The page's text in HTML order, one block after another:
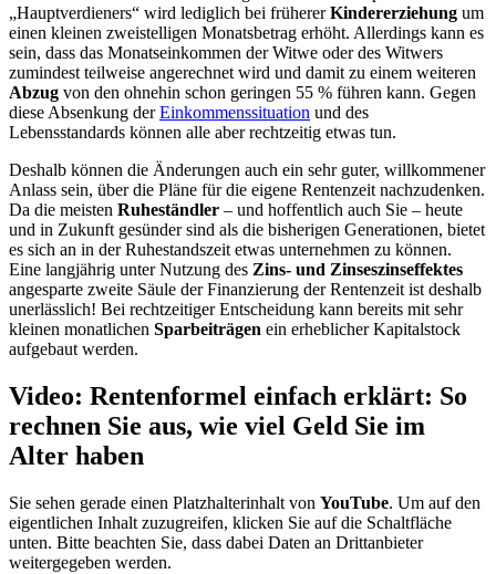
„Hauptverdieners“ wird lediglich bei frühererKindererziehung um
einen kleinen zweistelligen Monatsbetrag erhöht. Allerdings kann es
sein, dass das Monatseinkommen der Witwe oder des Witwers
zumindest teilweise angerechnet wird und damit zu einem weiteren
Abzug von den ohnehin schon geringen 55 % führen kann. Gegen
diese Absenkung derEinkommenssituation und des
Lebensstandards können alle aber rechtzeitig etwas tun.
Deshalb können die Änderungen auch ein sehr guter, willkommener
Anlass sein, über die Pläne für die eigene Rentenzeit nachzudenken.
Da die meisten Ruheständler – und hoffentlich auch Sie – heute
und in Zukunft gesünder sind als die bisherigen Generationen, bietet
es sich an in der Ruhestandszeit etwas unternehmen zu können.
Eine langjährig unter Nutzung des Zins- und Zinseszinseffektes
angesparte zweite Säule der Finanzierung der Rentenzeit ist deshalb
unerlässlich! Bei rechtzeitiger Entscheidung kann bereits mit sehr
kleinen monatlichen Sparbeiträgen ein erheblicher Kapitalstock
aufgebaut werden.
Video: Rentenformel einfach erklärt: So
rechnen Sie aus, wie viel Geld Sie im
Alter haben
Sie sehen gerade einen Platzhalterinhalt von YouTube. Um auf den
eigentlichen Inhalt zuzugreifen, klicken Sie auf die Schaltfläche
unten. Bitte beachten Sie, dass dabei Daten an Drittanbieter
weitergegeben werden.